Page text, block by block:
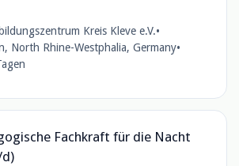
Kreis Kleve e.V.•
North Rhine-Westphalia, Germany•
Fachkraft für die Nacht